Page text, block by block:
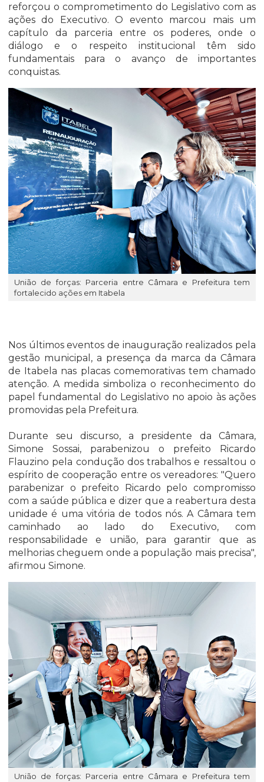
reforçou o comprometimento do Legislativo com as
ações do Executivo. O evento marcou mais um
capítulo da parceria entre os poderes, onde o
diálogo e o respeito institucional têm sido
fundamentais para o avanço de importantes
conquistas.
União de forças: Parceria entre Câmara e Prefeitura tem
fortalecido ações em Itabela
Nos últimos eventos de inauguração realizados pela
gestão municipal, a presença da marca da Câmara
de Itabela nas placas comemorativas tem chamado
atenção. A medida simboliza o reconhecimento do
papel fundamental do Legislativo no apoio às ações
promovidas pela Prefeitura.
Durante seu discurso, a presidente da Câmara,
Simone Sossai, parabenizou o prefeito Ricardo
Flauzino pela condução dos trabalhos e ressaltou o
espírito de cooperação entre os vereadores: "Quero
parabenizar o prefeito Ricardo pelo compromisso
com a saúde pública e dizer que a reabertura desta
unidade é uma vitória de todos nós. A Câmara tem
caminhado ao lado do Executivo, com
responsabilidade e união, para garantir que as
melhorias cheguem onde a população mais precisa",
afirmou Simone.
União de forças: Parceria entre Câmara e Prefeitura tem